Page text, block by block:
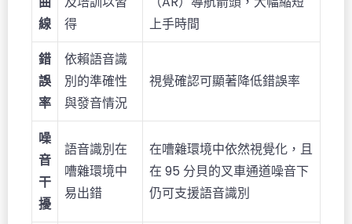
線
得
上手時間
錯
誤
率
依賴語音識
別的準確性
與發音情況
視覺確認可顯著降低錯誤率
噪
音
干
擾
語音識別在
嘈雜環境中
易出錯
在嘈雜環境中依然視覺化，且
在 95 分貝的叉車通道噪音下
仍可支援語音識別